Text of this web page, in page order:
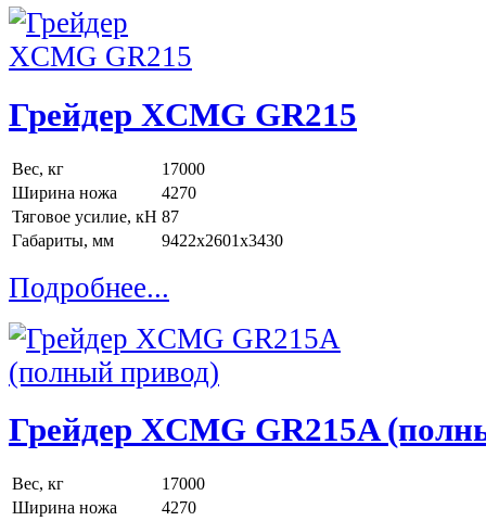
Грейдер XCMG GR215
Вес, кг
17000
Ширина ножа
4270
Тяговое усилие, кН 87
Габариты, мм
9422x2601x3430
Подробнее...
Грейдер XCMG GR215A
Вес, кг
17000
Ширина ножа
4270